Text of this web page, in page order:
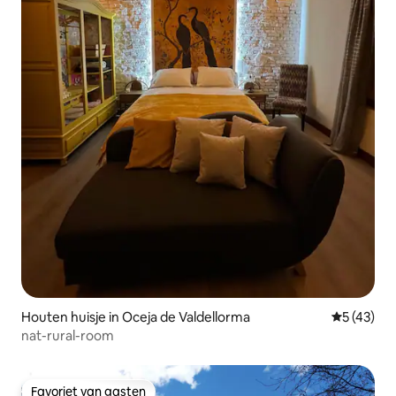
Houten huisje in Oceja de Valdellorma
5 (43)
nat-rural-room
Favoriet van gasten